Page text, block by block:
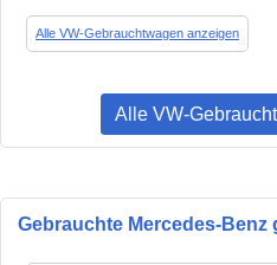
Alle VW-Gebrauchtwagen anzeigen
Alle VW-
Gebrauchte Mercedes-Benz